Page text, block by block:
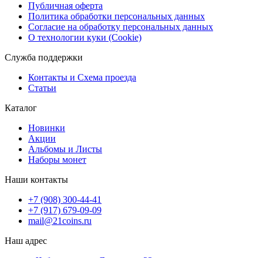
Публичная оферта
Политика обработки персональных данных
Согласие на обработку персональных данных
О технологии куки (Cookie)
Служба поддержки
Контакты и Схема проезда
Статьи
Каталог
Новинки
Акции
Альбомы и Листы
Наборы монет
Наши контакты
+7 (908) 300-44-41
+7 (917) 679-09-09
mail@21coins.ru
Наш адрес